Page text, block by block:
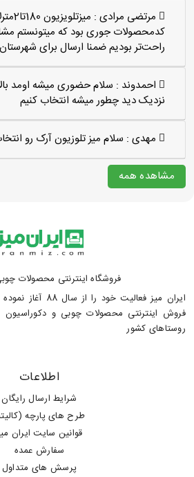
مرتضی مرادی :
کدمحصولات جوری بود که میتونستم
راحت‌تر بودیم ضمنا ارسال برای
احمدوند : سلام حضوری میشه اومد
نزدیک دید چطور میشه انتخاب کنیم
مهدی : سلام میز تلوزیون آرک رو
مشاهده همه
فروشگاه اینترنتی محصولات
ایران میز فعالیت
فروش اینترنتی محصولات چوبی و
روستاهای کشور
اطلاعات
شرایط ارسال رایگان
طرح های پارچه
قوانین سایت ایران
سفارش عمده
پرسش های متداول